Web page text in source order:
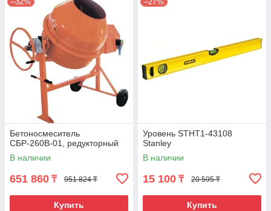
Бетоносмеситель
СБР-260В-01, редукторный
В наличии
651 860 ₸ 951 824 ₸
Купить
Уровень STHT1-43108
Stanley
В наличии
15 100 ₸ 20 595 ₸
Купить